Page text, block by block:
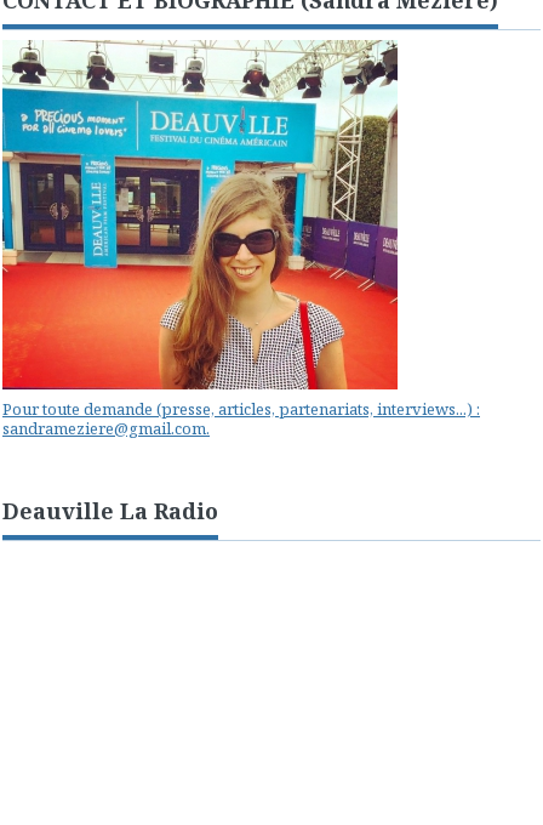
Pour toute demande (presse, articles, partenariats, interviews...) :
sandrameziere@gmail.com.
Deauville La Radio